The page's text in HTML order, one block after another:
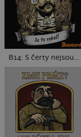
B14: S čerty nejsou žerty